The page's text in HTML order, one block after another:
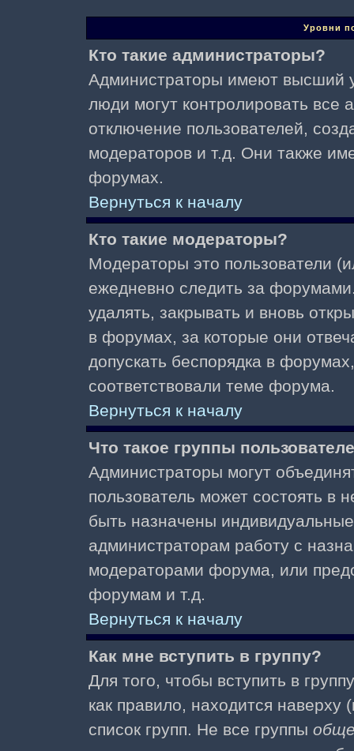
Уровни
Кто такие администраторы?
Администраторы имеют высший
люди могут контролировать все
отключение пользователей,
модераторов и т.д. Они также
форумах.
Вернуться к началу
Кто такие модераторы?
Модераторы это пользователи
ежедневно следить за
удалять, закрывать и вновь
в форумах, за которые они
допускать беспорядка в
соответствовали теме форума.
Вернуться к началу
Что такое группы
Администраторы могут
пользователь может состоять в
быть назначены
администраторам работу с
модераторами форума, или
форумам и т.д.
Вернуться к началу
Как мне вступить в группу?
Для того, чтобы вступить в
как правило, находится
список групп. Не все группы